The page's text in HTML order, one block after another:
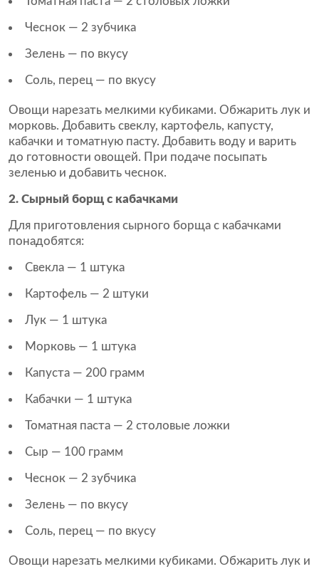
Чеснок — 2 зубчика
Зелень — по вкусу
Соль, перец — по вкусу
Овощи нарезать мелкими кубиками. Обжарить лук и
морковь. Добавить свеклу, картофель, капусту,
кабачки и томатную пасту. Добавить воду и варить
до готовности овощей. При подаче посыпать
зеленью и добавить чеснок.
2. Сырный борщ с кабачками
Для приготовления сырного борща с кабачками
понадобятся:
Свекла — 1 штука
Картофель — 2 штуки
Лук — 1 штука
Морковь — 1 штука
Капуста — 200 грамм
Кабачки — 1 штука
Томатная паста — 2 столовые ложки
Сыр — 100 грамм
Чеснок — 2 зубчика
Зелень — по вкусу
Соль, перец — по вкусу
Овощи нарезать мелкими кубиками. Обжарить лук и